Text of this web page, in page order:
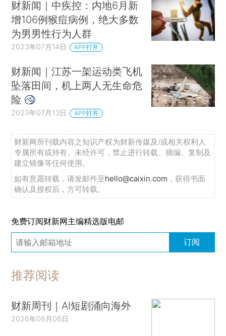
财新闻｜中疾控：内地6月新
增106例猴痘病例，绝大多数
为男男性行为人群
2023年07月14日 APP打开
财新闻｜江苏一架运动类飞机
坠落田间，机上两人无生命危
险
2023年07月13日 APP打开
财新网所刊载内容之知识产权为财新传媒及/或相关权利人
专属所有或持有。未经许可，禁止进行转载、摘编、复制及
建立镜像等任何使用。
如有意愿转载，请发邮件至hello@caixin.com ，获得书面
确认及授权后，方可转载。
免费订阅财新网主编精选版电邮
订阅
推荐阅读
财新周刊｜AI短剧涌向海外
2026年08月06日